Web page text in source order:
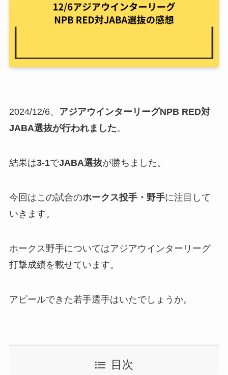
2024/12/6、 アジアウインターリーグNPB RED対
JABA選抜が行われました。
結果は3-1でJABA選抜が勝ちました。
今回はこの試合のホークス投手・野手に注目して
いきます。
ホークス野手についてはアジアウインターリーグ
打撃成績を載せています。
アピールできた若手選手はいたでしょうか。
目次